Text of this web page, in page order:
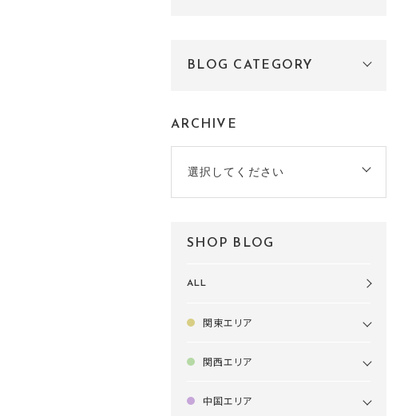
BLOG CATEGORY
ARCHIVE
選択してください
SHOP BLOG
ALL
関東エリア
関西エリア
中国エリア